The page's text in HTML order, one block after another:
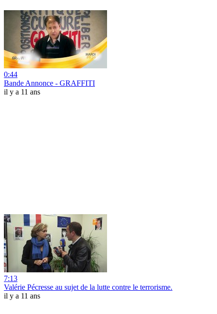
0:44
Bande Annonce - GRAFFITI
il y a 11 ans
7:13
Valérie Pécresse au sujet de la lutte contre le terrorisme.
il y a 11 ans